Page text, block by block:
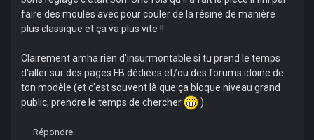
faire des moules avec pour couler de la résine de manière
plus classique et ça va plus vite !!
Clairement amha rien d'insurmontable si tu prend le temps
d'aller sur des pages FB dédiées et/ou des forums idoine de
ton modèle (et c'est souvent là que ça bloque niveau grand
public, prendre le temps de chercher
)
Répondre